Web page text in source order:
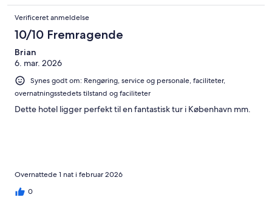
Verificeret anmeldelse
10/10 Fremragende
Brian
6. mar. 2026
Synes godt om: Rengøring, service og personale, faciliteter,
overnatningsstedets tilstand og faciliteter
Dette hotel ligger perfekt til en fantastisk tur i København mm.
Overnattede 1 nat i februar 2026
0